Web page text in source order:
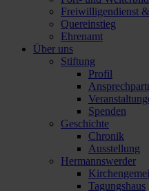
Freiwilligendienst
Quereinstieg
Ehrenamt
Über uns
Stiftung
Profil
Spenden
Geschichte
Chronik
Ausstellung
Hermannswerder
Tagungshaus